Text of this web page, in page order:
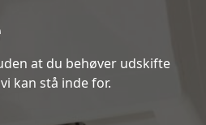
at du behøver udskifte
kan stå inde for.